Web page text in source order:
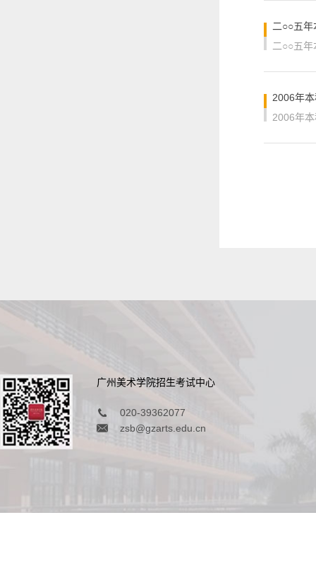
二○○五
二○○五
2006年
2006年
广州美术学院招生考试中心
020-39362077
zsb@gzarts.edu.cn